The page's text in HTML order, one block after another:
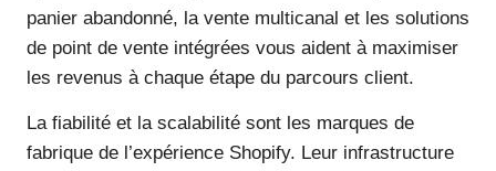
panier abandonné, la vente multicanal et les solutions
de point de vente intégrées vous aident à maximiser
les revenus à chaque étape du parcours client.
La fiabilité et la scalabilité sont les marques de
fabrique de l’expérience Shopify. Leur infrastructure